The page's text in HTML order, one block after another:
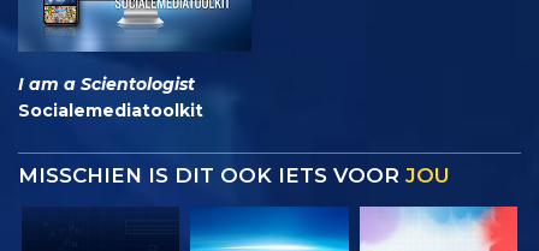
I am a Scientologist
Socialemediatoolkit
MISSCHIEN IS DIT OOK IETS VOOR JOU